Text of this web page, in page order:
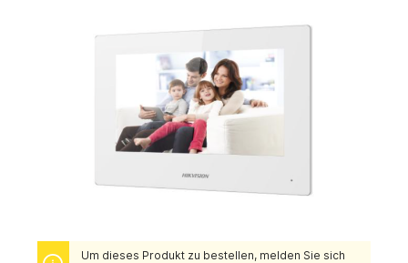
Um dieses Produkt zu bestellen, melden Sie sich